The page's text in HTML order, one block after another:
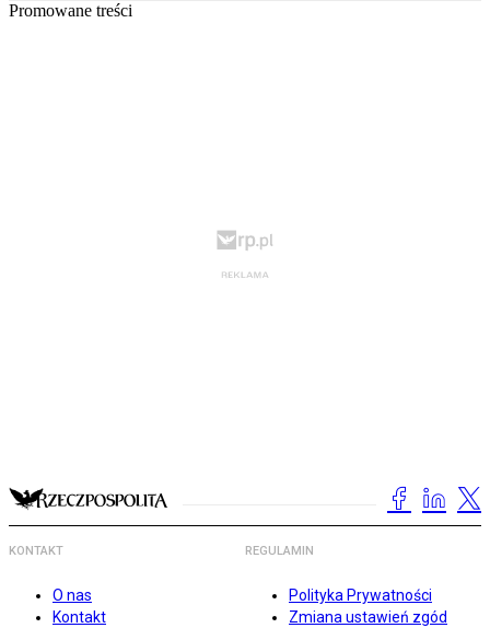
Promowane treści
KONTAKT
O nas
Kontakt
REGULAMIN
Polityka Prywatności
Zmiana ustawień zgód